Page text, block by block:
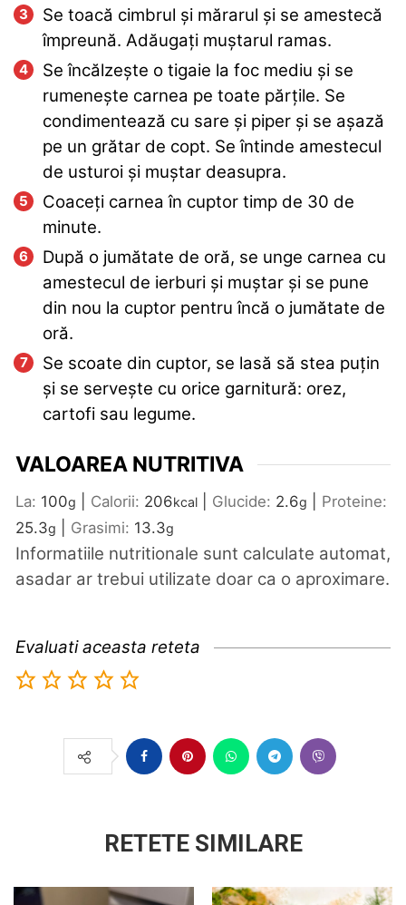
Se toacă cimbrul și mărarul și se amestecă
împreună. Adăugați muștarul ramas.
Se încălzește o tigaie la foc mediu și se
rumenește carnea pe toate părțile. Se
condimentează cu sare și piper și se așază
pe un grătar de copt. Se întinde amestecul
de usturoi și muștar deasupra.
Coaceți carnea în cuptor timp de 30 de
minute.
După o jumătate de oră, se unge carnea cu
amestecul de ierburi și muștar și se pune
din nou la cuptor pentru încă o jumătate de
oră.
Se scoate din cuptor, se lasă să stea puțin
și se servește cu orice garnitură: orez,
cartofi sau legume.
VALOAREA NUTRITIVA
La: 100g Calorii: 206kcal Glucide: 2.6g
Proteine:
25.3g Grasimi: 13.3g
Informatiile nutritionale sunt calculate automat,
asadar ar trebui utilizate doar ca o aproximare.
Evaluati aceasta reteta
RETETE SIMILARE